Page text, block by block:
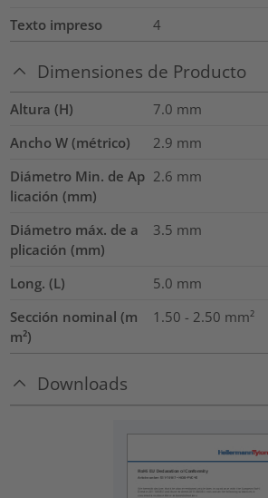
Texto impreso
4
Dimensiones de Producto
Altura (H) 7.0 mm
Ancho W (métrico)
2.9 mm
Diámetro Min. de Ap
licación (mm)
2.6 mm
Diámetro máx. de a
plicación (mm)
3.5 mm
Long. (L) 5.0 mm
Sección nominal (m
m²)
1.50 - 2.50 mm²
Downloads